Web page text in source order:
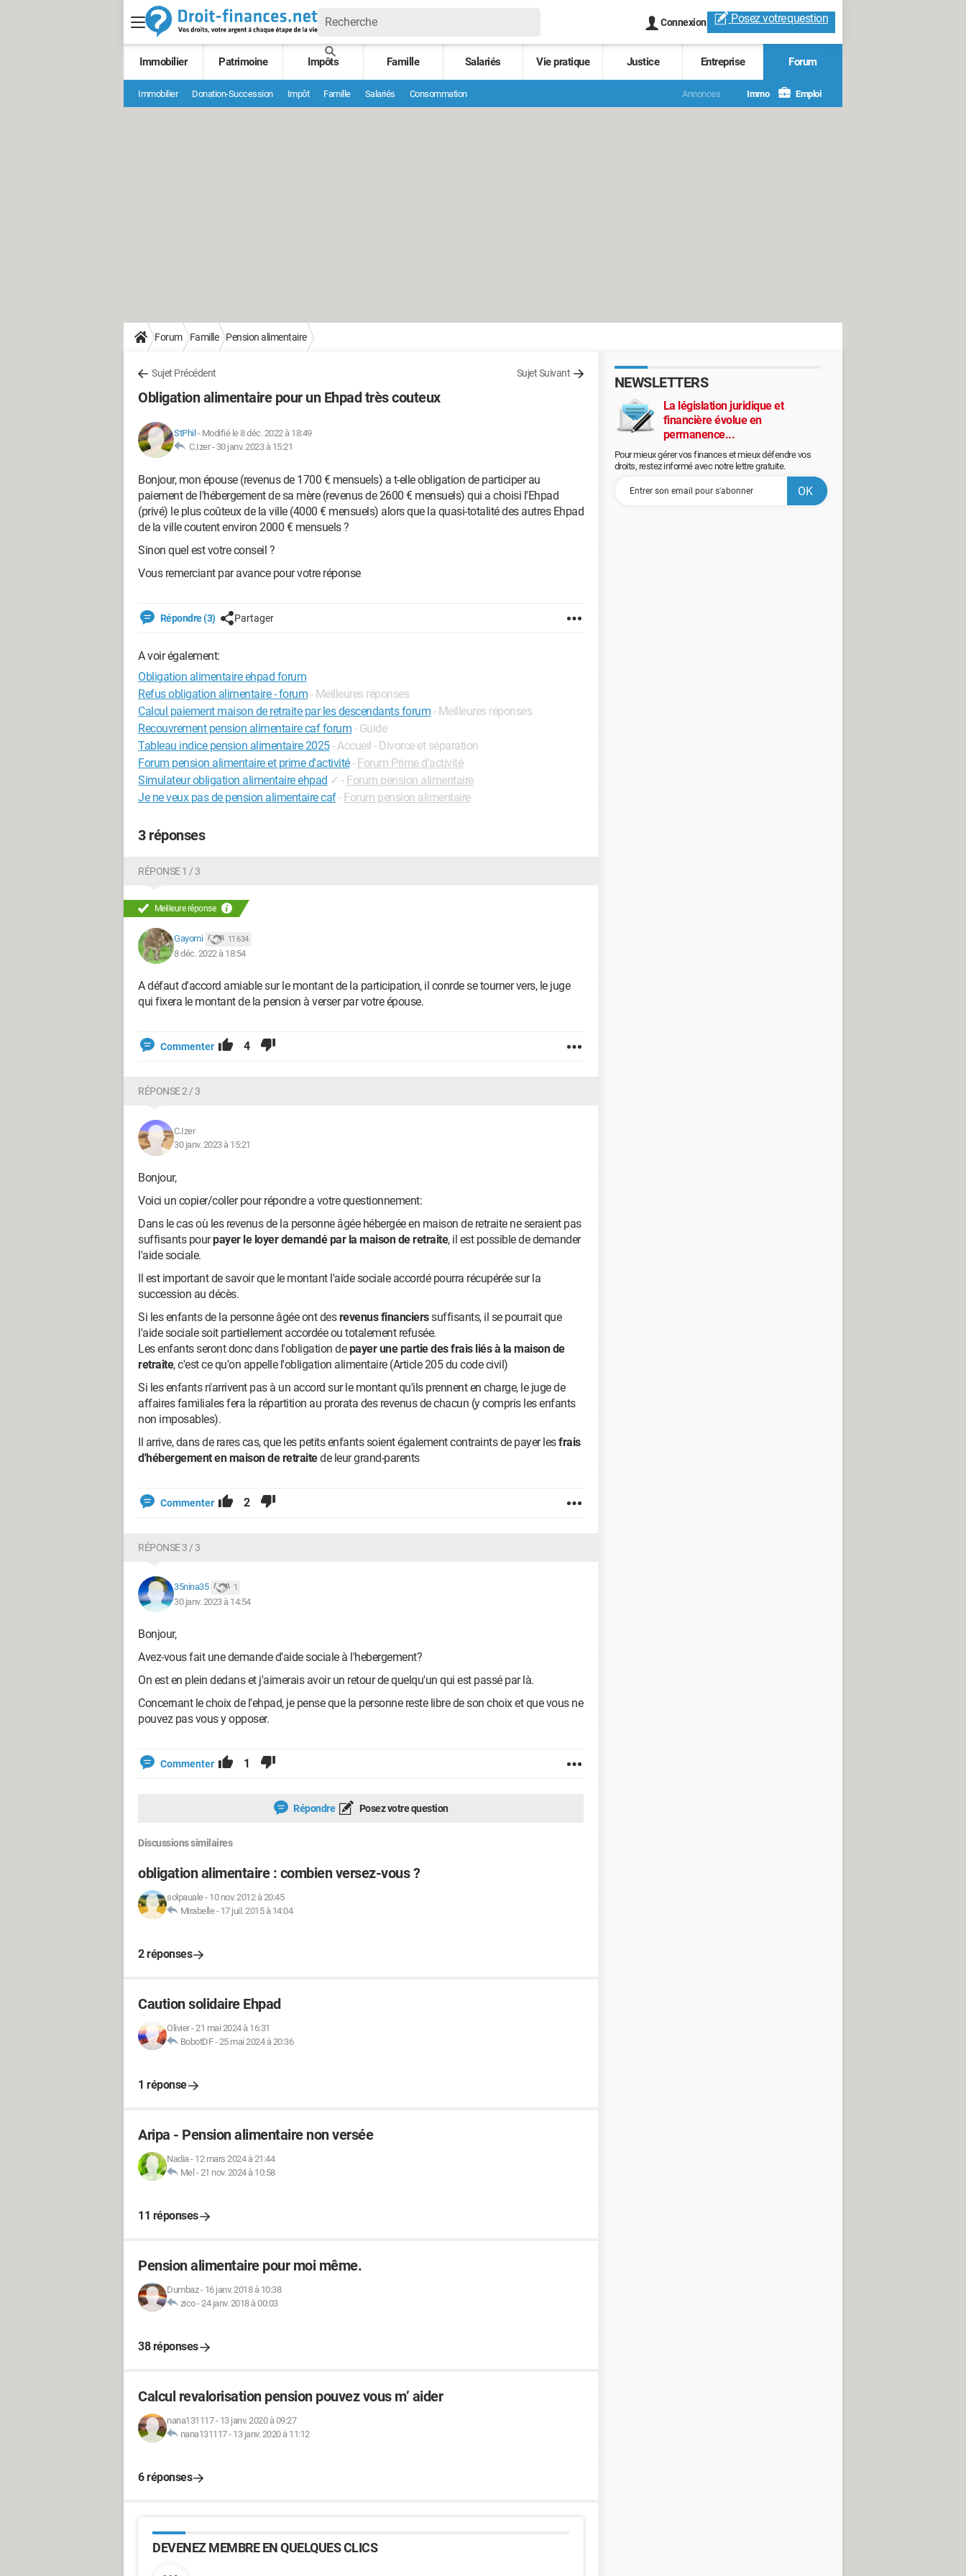
Connexion Posez votrequestion
Immobilier Patrimoine Impôts Famille Salariés Vie pratique Justice Entreprise Forum
Immobilier Donation-Succession Impôt Famille Salariés Consommation Annonces Immo Emploi
Forum Famille Pension alimentaire
Sujet Précédent Sujet Suivant
Obligation alimentaire pour un Ehpad très couteux
StPhil - Modifié le 8 déc. 2022 à 18:49
C.Izer - 30 janv. 2023 à 15:21
Bonjour, mon épouse (revenus de 1700 € mensuels) a t-elle obligation de participer au
paiement de l'hébergement de sa mère (revenus de 2600 € mensuels) qui a choisi l'Ehpad
(privé) le plus coûteux de la ville (4000 € mensuels) alors que la quasi-totalité des autres Ehpad
de la ville coutent environ 2000 € mensuels ?
Sinon quel est votre conseil ?
Vous remerciant par avance pour votre réponse
Répondre (3) Partager
A voir également:
Obligation alimentaire ehpad forum
Refus obligation alimentaire - forum - Meilleures réponses
Calcul paiement maison de retraite par les descendants forum - Meilleures réponses
Recouvrement pension alimentaire caf forum - Guide
Tableau indice pension alimentaire 2025- Accueil - Divorce et séparation
Forum pension alimentaire et prime d'activité- Forum Prime d'activité
Simulateur obligation alimentaire ehpad ✓ - Forum pension alimentaire
Je ne veux pas de pension alimentaire caf- Forum pension alimentaire
3 réponses
RÉPONSE 1 / 3
Meilleure réponse
Gayomi 11 634
8 déc. 2022 à 18:54
A défaut d'accord amiable sur le montant de la participation, il conrde se tourner vers, le juge
qui fixera le montant de la pension à verser par votre épouse.
Commenter 4
RÉPONSE 2 / 3
C.Izer
30 janv. 2023 à 15:21
Bonjour,
Voici un copier/coller pour répondre a votre questionnement:
Dans le cas où les revenus de la personne âgée hébergée en maison de retraite ne seraient pas
suffisants pourpayer le loyer demandé par la maison de retraite, il est possible de demander
l'aide sociale.
Il est important de savoir que le montant l'aide sociale accordé pourra récupérée sur la
succession au décès.
Si les enfants de la personne âgée ont desrevenus financierssuffisants, il se pourrait que
l'aide sociale soit partiellement accordée ou totalement refusée.
Les enfants seront donc dans l'obligation depayer une partie des frais liés à la maison de
retraite, c'est ce qu'on appelle l'obligation alimentaire (Article 205 du code civil)
Si les enfants n'arrivent pas à un accord sur le montant qu'ils prennent en charge, le juge de
affaires familiales fera la répartition au prorata des revenus de chacun (y compris les enfants
non imposables).
Il arrive, dans de rares cas, que les petits enfants soient également contraints de payer lesfrais
d'hébergement en maison de retraitede leur grand-parents
Commenter 2
RÉPONSE 3 / 3
35nina35 1
30 janv. 2023 à 14:54
Bonjour,
Avez-vous fait une demande d'aide sociale à l'hebergement?
On est en plein dedans et j'aimerais avoir un retour de quelqu'un qui est passé par là.
Concernant le choix de l'ehpad, je pense que la personne reste libre de son choix et que vous ne
pouvez pas vous y opposer.
Commenter 1
Répondre Posez votre question
Discussions similaires
obligation alimentaire : combien versez-vous ?
solpauale- 10 nov. 2012 à 20:45
Mirabelle- 17 juil. 2015 à 14:04
2 réponses
Caution solidaire Ehpad
Olivier-21 mai 2024 à 16:31
BobotDF-25 mai 2024 à 20:36
1 réponse
Aripa - Pension alimentaire non versée
Nadia- 12 mars 2024 à 21:44
Mel -21 nov. 2024 à 10:58
11 réponses
Pension alimentaire pour moi même.
Dumbaz- 16 janv. 2018 à 10:38
zico-24 janv. 2018 à 00:03
38 réponses
Calcul revalorisation pension pouvez vous m’ aider
nana131117- 13 janv. 2020 à 09:27
nana131117- 13 janv. 2020 à 11:12
6 réponses
DEVENEZ MEMBRE EN QUELQUES CLICS
NEWSLETTERS
La législation juridique et
financière évolue en
permanence...
Pour mieux gérer vos finances et mieux défendre vos
droits, restez informé avec notre lettre gratuite.